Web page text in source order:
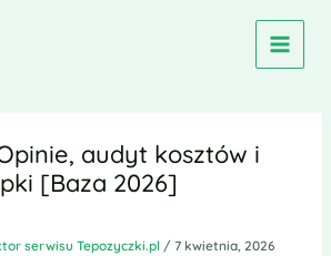
audyt kosztów i
[Baza 2026]
serwisu Tepozyczki.pl / 7 kwietnia, 2026